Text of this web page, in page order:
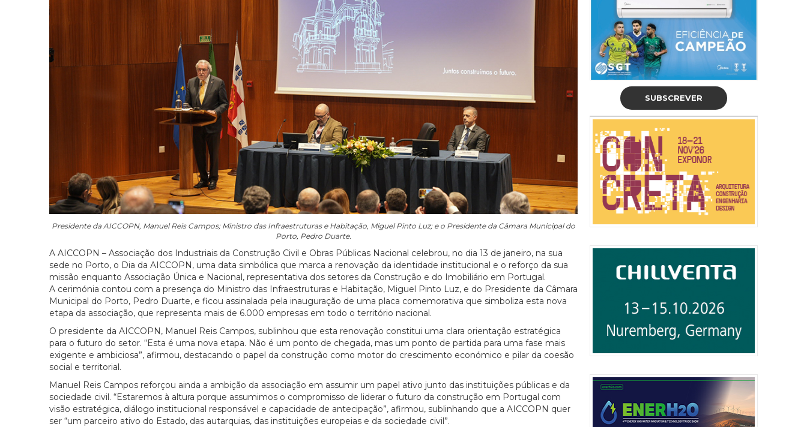
Presidente da AICCOPN, Manuel Reis Campos; Ministro das Infraestruturas e Habitação, Miguel Pinto Luz; e o Presidente da Câmara Municipal do
Porto, Pedro Duarte.
A AICCOPN – Associação dos Industriais da Construção Civil e Obras Públicas Nacional celebrou, no dia 13 de janeiro, na sua
sede no Porto, o Dia da AICCOPN, uma data simbólica que marca a renovação da identidade institucional e o reforço da sua
missão enquanto Associação Única e Nacional, representativa dos setores da Construção e do Imobiliário em Portugal.
A cerimónia contou com a presença do Ministro das Infraestruturas e Habitação, Miguel Pinto Luz, e do Presidente da Câmara
Municipal do Porto, Pedro Duarte, e ficou assinalada pela inauguração de uma placa comemorativa que simboliza esta nova
etapa da associação, que representa mais de 6.000 empresas em todo o território nacional.
O presidente da AICCOPN, Manuel Reis Campos, sublinhou que esta renovação constitui uma clara orientação estratégica
para o futuro do setor. “Esta é uma nova etapa. Não é um ponto de chegada, mas um ponto de partida para uma fase mais
exigente e ambiciosa”, afirmou, destacando o papel da construção como motor do crescimento económico e pilar da coesão
social e territorial.
Manuel Reis Campos reforçou ainda a ambição da associação em assumir um papel ativo junto das instituições públicas e da
sociedade civil. “Estaremos à altura porque assumimos o compromisso de liderar o futuro da construção em Portugal com
visão estratégica, diálogo institucional responsável e capacidade de antecipação”, afirmou, sublinhando que a AICCOPN quer
ser “um parceiro ativo do Estado, das autarquias, das instituições europeias e da sociedade civil”.
SUBSCREVER